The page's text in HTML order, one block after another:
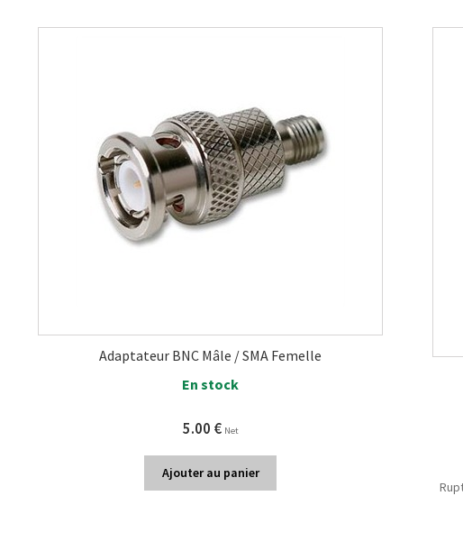
Adaptateur BNC Mâle / SMA Femelle
En stock
5.00 € Net
Ajouter au panier